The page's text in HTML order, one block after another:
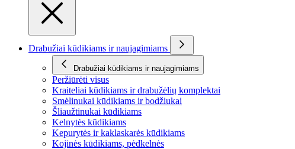
Drabužiai kūdikiams ir naujagimiams
Drabužiai kūdikiams ir naujagimiams
Peržiūrėti visus
Kraiteliai kūdikiams ir drabužėlių komplektai
Smėlinukai kūdikiams ir bodžiukai
Šliaužtinukai kūdikiams
Kelnytės kūdikiams
Kepurytės ir kaklaskarės kūdikiams
Kojinės kūdikiams, pėdkelnės